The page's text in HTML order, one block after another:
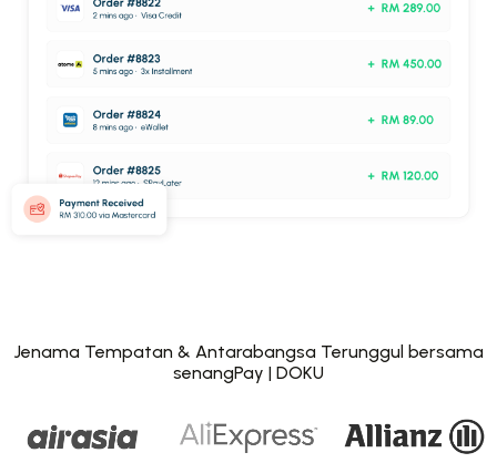
Jenama Tempatan & Antarabangsa Terunggul bersama
senangPay | DOKU